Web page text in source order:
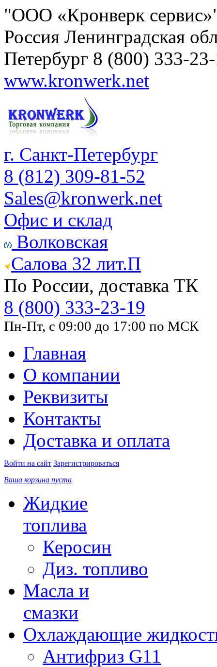
"ООО «Кронверк
Россия Ленинградская
Петербург 8 (800) 333-
www.kronwerk.net
г. Санкт-Петербург
8 (812) 309-81-52
Sales@kronwerk.net
Офис и склад
Волковская
Салова 32 лит.П
По России, доставка ТК
8 (800) 333-23-19
Пн-Пт, с 09:00 до 17:00 по МСК
Главная
О компании
Реквизиты
Контакты
Доставка и оплата
Войти на сайт Зарегистрироваться
Ваша корзина пуста
Жидкие
топлива
Керосин
Диз. топливо
Масла и
смазки
Охлаждающие
Антифриз G11